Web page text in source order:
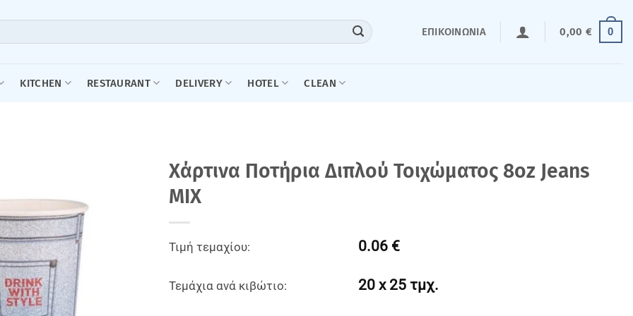
ΕΠΙΚΟΙΝΩΝΊΑ 0,00 € 0
KITCHEN RESTAURANT DELIVERY HOTEL CLEAN
Xάρτινα Ποτήρια Διπλού Τοιχώματος 8οz Jeans
MIX
Τιμή τεμαχίου: 0.06 €
Τεμάχια ανά κιβώτιο: 20 x 25 τμχ.